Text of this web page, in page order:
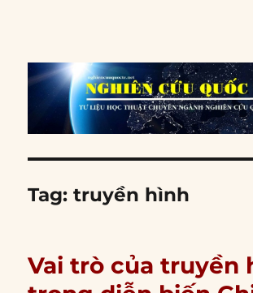
Tag:truyền hình
Vai trò của truyền